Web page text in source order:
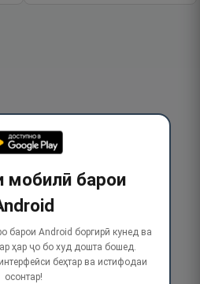
мобилӣ барои
барои Android боргирӣ кунед ва
ҳар ҷо бо худ дошта бошед.
беҳтар ва истифодаи
осонтар!